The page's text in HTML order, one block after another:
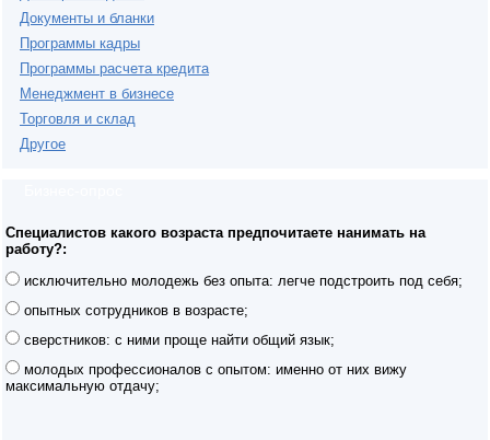
Документы и бланки
Программы кадры
Программы расчета кредита
Менеджмент в бизнесе
Торговля и склад
Другое
Специалистов какого возраста предпочитаете нанимать на
работу?:
исключительно молодежь без опыта: легче подстроить под себя;
опытных сотрудников в возрасте;
сверстников: с ними проще найти общий язык;
молодых профессионалов с опытом: именно от них вижу
максимальную отдачу;